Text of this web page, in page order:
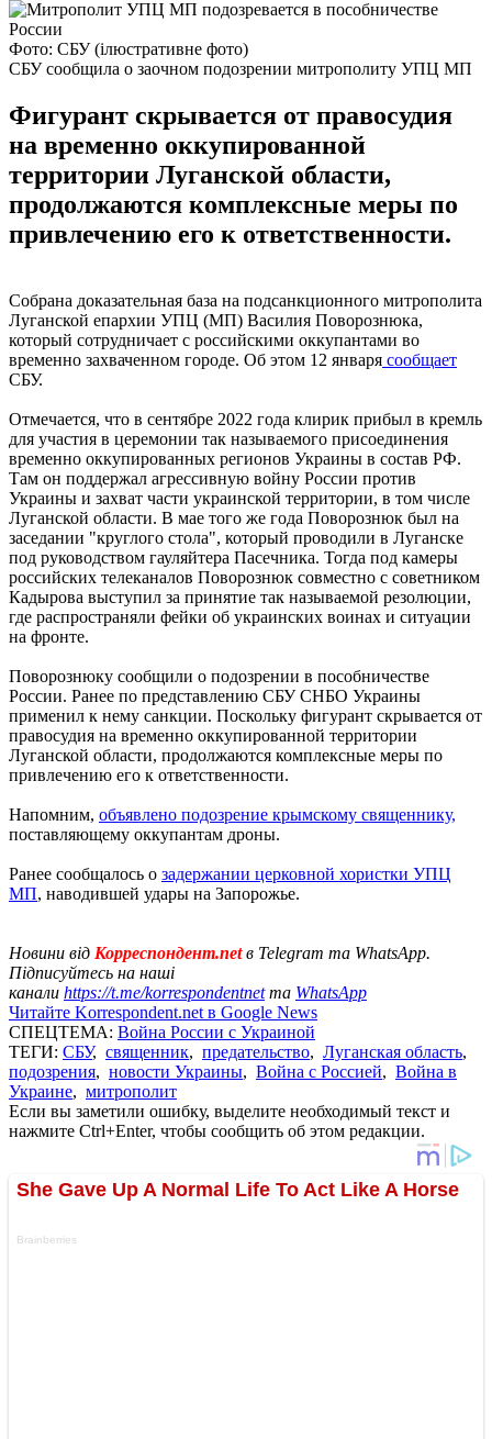
Фото: СБУ (ілюстративне фото)
СБУ сообщила о заочном подозрении митрополиту УПЦ МП
Фигурант скрывается от правосудия
на временно оккупированной
территории Луганской области,
продолжаются комплексные меры по
привлечению его к ответственности.
Собрана доказательная база на подсанкционного митрополита
Луганской епархии УПЦ (МП) Василия Поворознюка,
который сотрудничает с российскими оккупантами во
временно захваченном городе. Об этом 12 января сообщает
СБУ.
Отмечается, что в сентябре 2022 года клирик прибыл в кремль
для участия в церемонии так называемого присоединения
временно оккупированных регионов Украины в состав РФ.
Там он поддержал агрессивную войну России против
Украины и захват части украинской территории, в том числе
Луганской области. В мае того же года Поворознюк был на
заседании "круглого стола", который проводили в Луганске
под руководством гауляйтера Пасечника. Тогда под камеры
российских телеканалов Поворознюк совместно с советником
Кадырова выступил за принятие так называемой резолюции,
где распространяли фейки об украинских воинах и ситуации
на фронте.
Поворознюку сообщили о подозрении в пособничестве
России. Ранее по представлению СБУ СНБО Украины
применил к нему санкции. Поскольку фигурант скрывается от
правосудия на временно оккупированной территории
Луганской области, продолжаются комплексные меры по
привлечению его к ответственности.
Напомним, объявлено подозрение крымскому священнику,
поставляющему оккупантам дроны.
Ранее сообщалось о задержании церковной хористки УПЦ
МП, наводившей удары на Запорожье.
Новини від Корреспондент.netв Telegram та WhatsApp.
Підписуйтесь на наші
канали https://t.me/korrespondentnetта WhatsApp
Читайте Korrespondent.net в Google News
СПЕЦТЕМА: Война России с Украиной
ТЕГИ: СБУ, священник, предательство, Луганская область,
подозрения, новости Украины, Война с Россией, Война в
Украине, митрополит
Если вы заметили ошибку, выделите необходимый текст и
нажмите Ctrl+Enter, чтобы сообщить об этом редакции.